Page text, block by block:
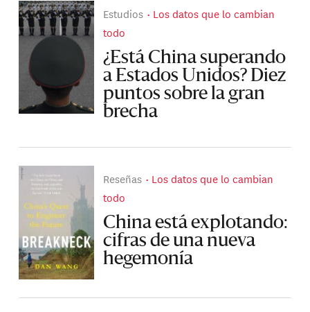
Estudios
Los datos que lo cambian
todo
¿Está China superando
a Estados Unidos? Diez
puntos sobre la gran
brecha
Reseñas
Los datos que lo cambian
todo
China está explotando:
cifras de una nueva
hegemonía